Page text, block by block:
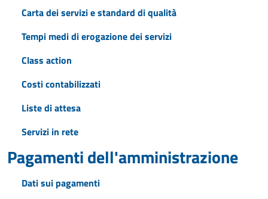
Carta dei servizi e standard di qualità
Tempi medi di erogazione dei servizi
Class action
Costi contabilizzati
Liste di attesa
Servizi in rete
Pagamenti dell'amministrazione
Dati sui pagamenti